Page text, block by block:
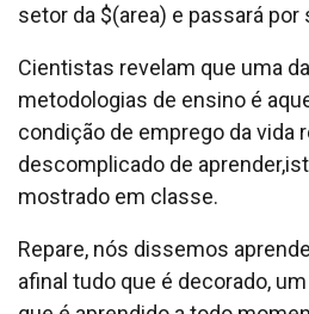
setor da $(area) e passará
Cientistas revelam que uma
metodologias de ensino é
condição de emprego da vida
descomplicado de
mostrado em classe.
Repare, nós dissemos
afinal tudo que é decorado,